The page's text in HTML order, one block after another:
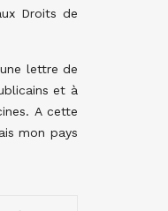
Droits de
lettre de
et à
A cette
mon pays